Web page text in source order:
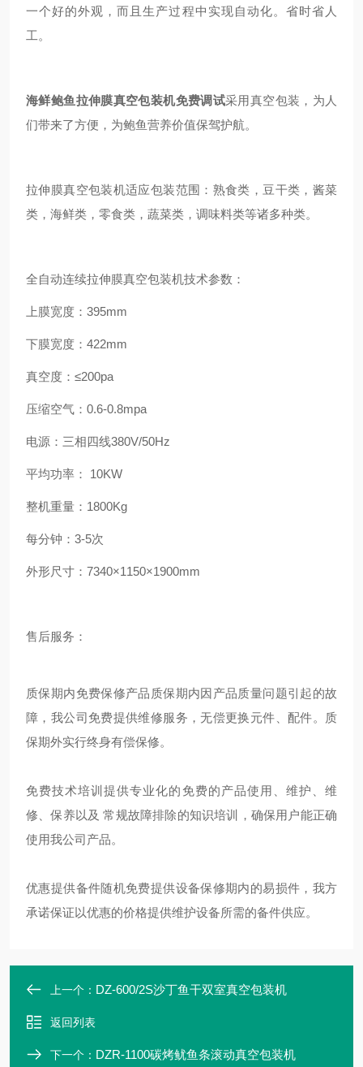
一个好的外观，而且生产过程中实现自动化。省时省人
工。
海鲜鲍鱼拉伸膜真空包装机免费调试采用真空包装，为人
们带来了方便， 为鲍鱼营养价值保驾护航。
拉伸膜真空包装机适应包装范围：熟食类，豆干类，酱菜
类，海鲜类，零食类，蔬菜类，调味料类等诸多种类。
全自动连续拉伸膜真空包装机技术参数：
上膜宽度：395mm
下膜宽度：422mm
真空度：≤200pa
压缩空气：0.6-0.8mpa
电源：三相四线380V/50Hz
平均功率： 10KW
整机重量：1800Kg
每分钟：3-5次
外形尺寸：7340×1150×1900mm
售后服务：
质保期内免费保修产品质保期内因产品质量问题引起的故
障，我公司免费提供维修服务，无偿更换元件、配件。质
保期外实行终身有偿保修。
免费技术培训提供专业化的免费的产品使用、维护、维
修、保养以及 常规故障排除的知识培训，确保用户能正确
使用我公司产品。
优惠提供备件随机免费提供设备保修期内的易损件，我方
承诺保证以优惠的价格提供维护设备所需的备件供应。
上一个： DZ-600/2S沙丁鱼干双室真空包装机
返回列表
下一个： DZR-1100碳烤鱿鱼条滚动真空包装机